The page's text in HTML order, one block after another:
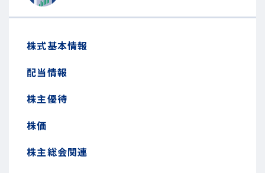
株式基本情報
配当情報
株主優待
株価
株主総会関連